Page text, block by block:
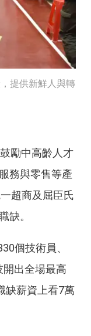
提供新鮮人與轉
勵中高齡人才
務與零售等產
超商及屈臣氏
缺。
個技術員、
出全場最高
缺薪資上看7萬